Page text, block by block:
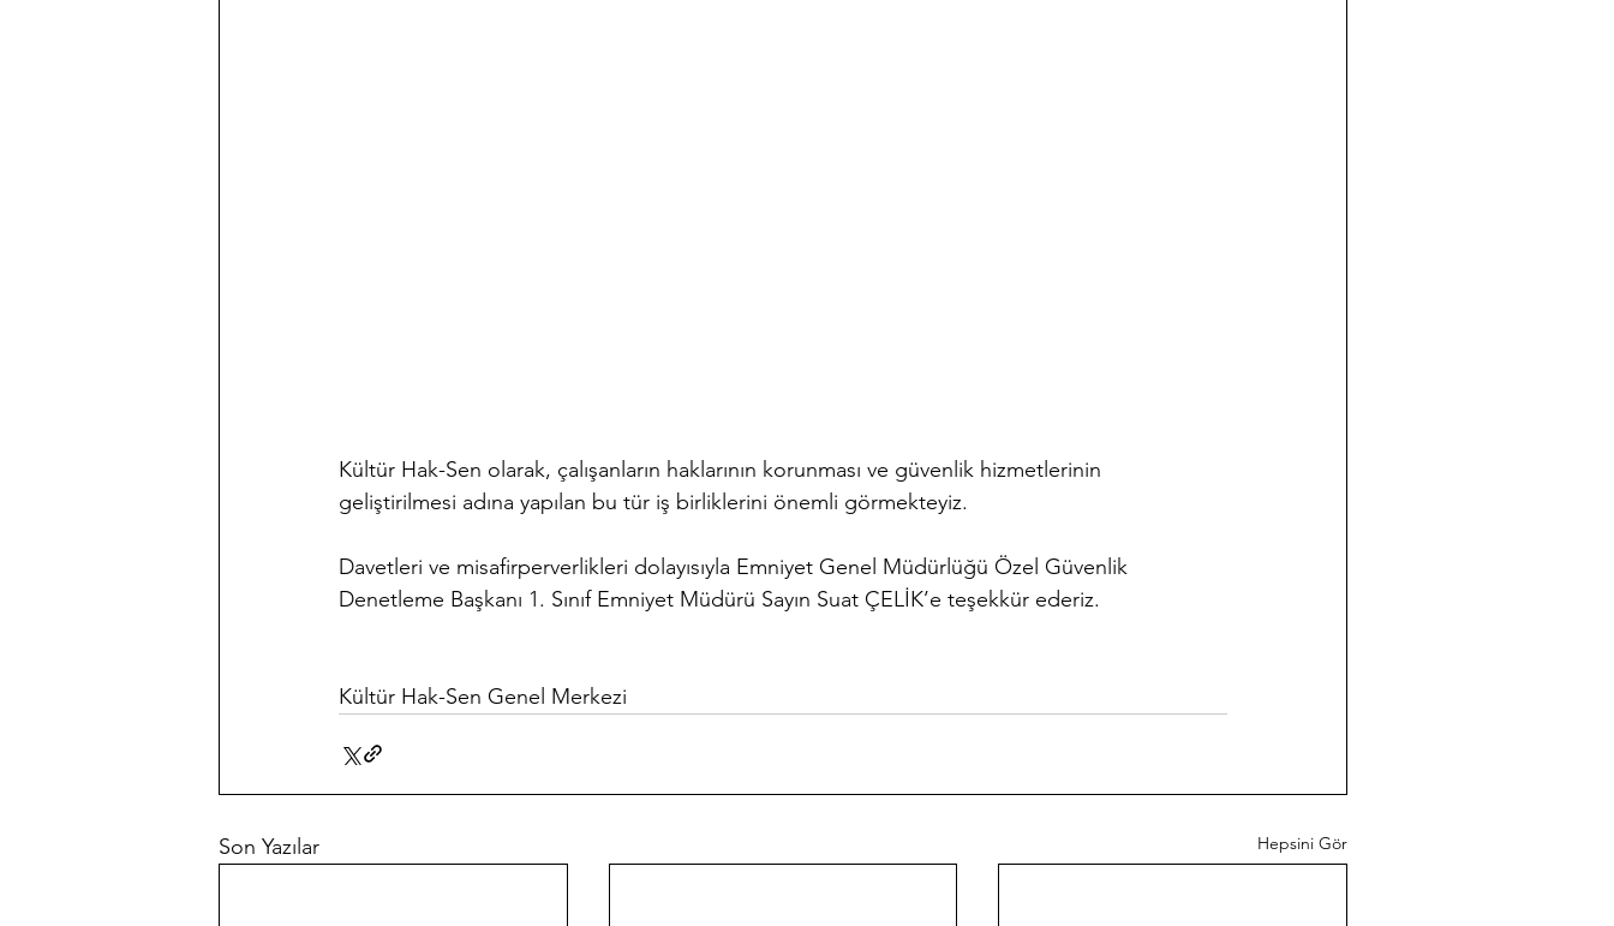
Kültür Hak-Sen olarak, çalışanların haklarının korunması ve güvenlik hizmetlerinin
geliştirilmesi adına yapılan bu tür iş birliklerini önemli görmekteyiz.
Davetleri ve misafirperverlikleri dolayısıyla Emniyet Genel Müdürlüğü Özel Güvenlik
Denetleme Başkanı 1. Sınıf Emniyet Müdürü Sayın Suat ÇELİK’e teşekkür ederiz.
Kültür Hak-Sen Genel Merkezi
Son Yazılar Hepsini Gör